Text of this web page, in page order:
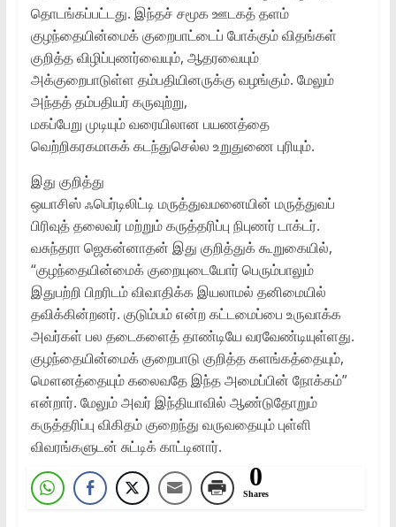
தொடங்கப்பட்டது. இந்தச் சமூக ஊடகத் தளம்
குழந்தையின்மைக் குறைபாட்டைப் போக்கும் விதங்கள்
குறித்த விழிப்புணர்வையும், ஆதரவையும்
அக்குறைபாடுள்ள தம்பதியினருக்கு வழங்கும். மேலும்
அந்தத் தம்பதியர் கருவுற்று,
மகப்பேறு முடியும் வரையிலான பயணத்தை
வெற்றிகரகமாகக் கடந்துசெல்ல உறுதுணை புரியும்.
இது குறித்து
ஒயாசிஸ் ஃபெர்டிலிட்டி மருத்துவமனையின் மருத்துவப்
பிரிவுத் தலைவர் மற்றும் கருத்தரிப்பு நிபுணர் டாக்டர்.
வசுந்தரா ஜெகன்னாதன் இது குறித்துக் கூறுகையில்,
“குழந்தையின்மைக் குறையுடையோர் பெரும்பாலும்
இதுபற்றி பிறரிடம் விவாதிக்க இயலாமல் தனிமையில்
தவிக்கின்றனர். குடும்பம் என்ற கட்டமைப்பை உருவாக்க
அவர்கள் பல தடைகளைத் தாண்டியே வரவேண்டியுள்ளது.
குழந்தையின்மைக் குறைபாடு குறித்த களங்கத்தையும்,
மௌனத்தையும் கலைவதே இந்த அமைப்பின் நோக்கம்”
என்றார். மேலும் அவர் இந்தியாவில் ஆண்டுதோறும்
கருத்தரிப்பு விகிதம் குறைந்து வருவதையும் புள்ளி
விவரங்களுடன் சுட்டிக் காட்டினார்.
0
Shares